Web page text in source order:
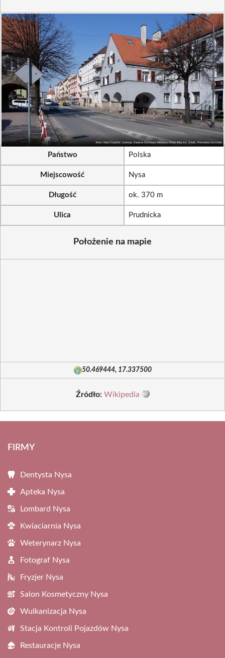
Państwo Polska
Miejscowość Nysa
Długość ok. 370 m
Ulica Prudnicka
Położenie na mapie
50.469444, 17.337500
Źródło: Wikipedia
FIRMY
Dentysta Nysa
Apteka Nysa
Lombard Nysa
Kwiaciarnia Nysa
Weterynarz Nysa
Fotograf Nysa
Fryzjer Nysa
Salon Kosmetyczny Nysa
Wulkanizacja Nysa
Stacja Kontroli Pojazdów Nysa
Restauracje Nysa